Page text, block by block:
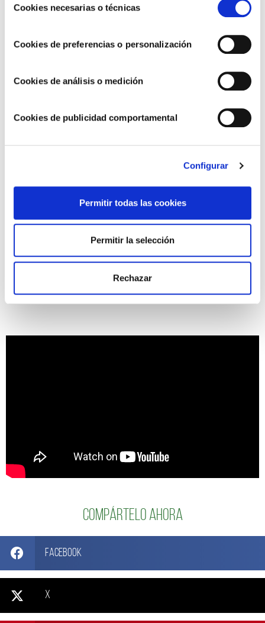
COOKIES.
deCookies necesarias o técnicas
Cookies de preferencias o personalización
Cookies de análisis o medición
Cookies de publicidad comportamental
Configurar
Permitir todas las cookies
Permitir la selección
Rechazar
8. Revuelto de jamón york y queso con
Te vamos a revelar un revuelto de huevo con kétchup muy
necesitarás:
huevo, sal, jamón york, queso rallado, orégano y kétchup.
Pon a calentar en una sartén un poco de aceite y prepara la
excepto el kétchup. Cuando lo saques de la sartén abre la
visita nuestro blog
y
Si has probado la receta ¡Déjanos tu opinión!
USER REVIEW 4.22 (9votes)
Compártelo ahora
Facebook
X